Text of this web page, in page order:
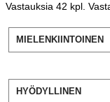
Vastauksia 42 kpl.
MIELENKIINTOINEN
HYÖDYLLINEN